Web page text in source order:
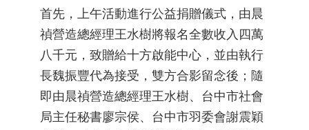
首先，上午活動進行公益捐贈儀式，由晨
禎營造總經理王水樹將報名全數收入四萬
八千元，致贈給十方啟能中心，並由執行
長魏振豐代為接受，雙方合影留念後；隨
即由晨禎營造總經理王水樹、台中市社會
局主任秘書廖宗侯、台中市羽委會謝震穎